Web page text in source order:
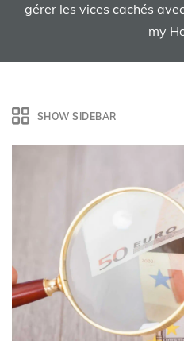
gérer les vices cachés
my
SHOW SIDEBAR